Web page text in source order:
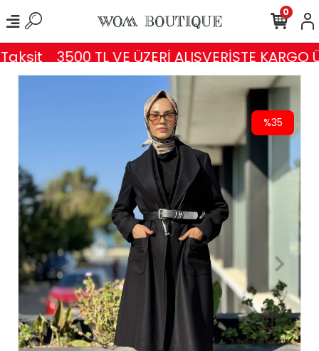
3500 TL VE ÜZERİ ALIŞVERİŞTE KARGO
0
%35